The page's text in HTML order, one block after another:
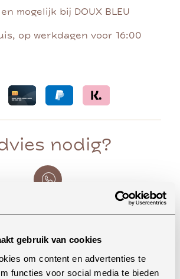
gebruik van cookies
om content en advertenties te
functies voor social media te bieden
mogelijk bij DOUX BLEU
op werkdagen voor 16:00
nodig?
winkel in Uden